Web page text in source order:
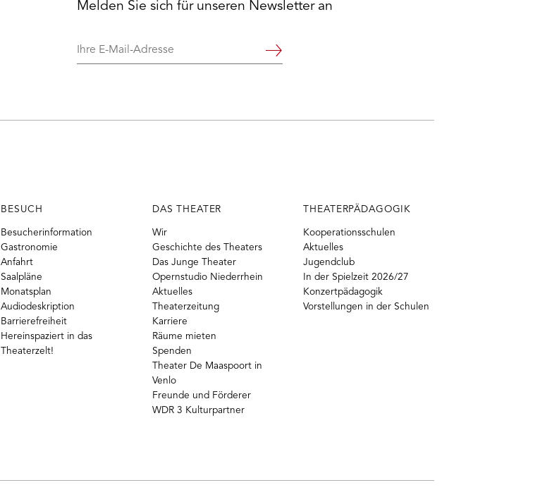
Melden Sie sich für unseren Newsletter an
Ihre
Weiter
BESUCH
Besucherinformation
Gastronomie
Anfahrt
Saalpläne
Monatsplan
Audiodeskription
Barrierefreiheit
Hereinspaziert in das
Theaterzelt!
DAS THEATER
Wir
Geschichte des Theaters
Das Junge Theater
Opernstudio Niederrhein
Aktuelles
Theaterzeitung
Karriere
Räume mieten
Spenden
Theater De Maaspoort in
Venlo
Freunde und Förderer
WDR 3 Kulturpartner
THEATERPÄDAGOGIK
Kooperationsschulen
Aktuelles
Jugendclub
In der Spielzeit 2026/27
Konzertpädagogik
Vorstellungen in der Schulen